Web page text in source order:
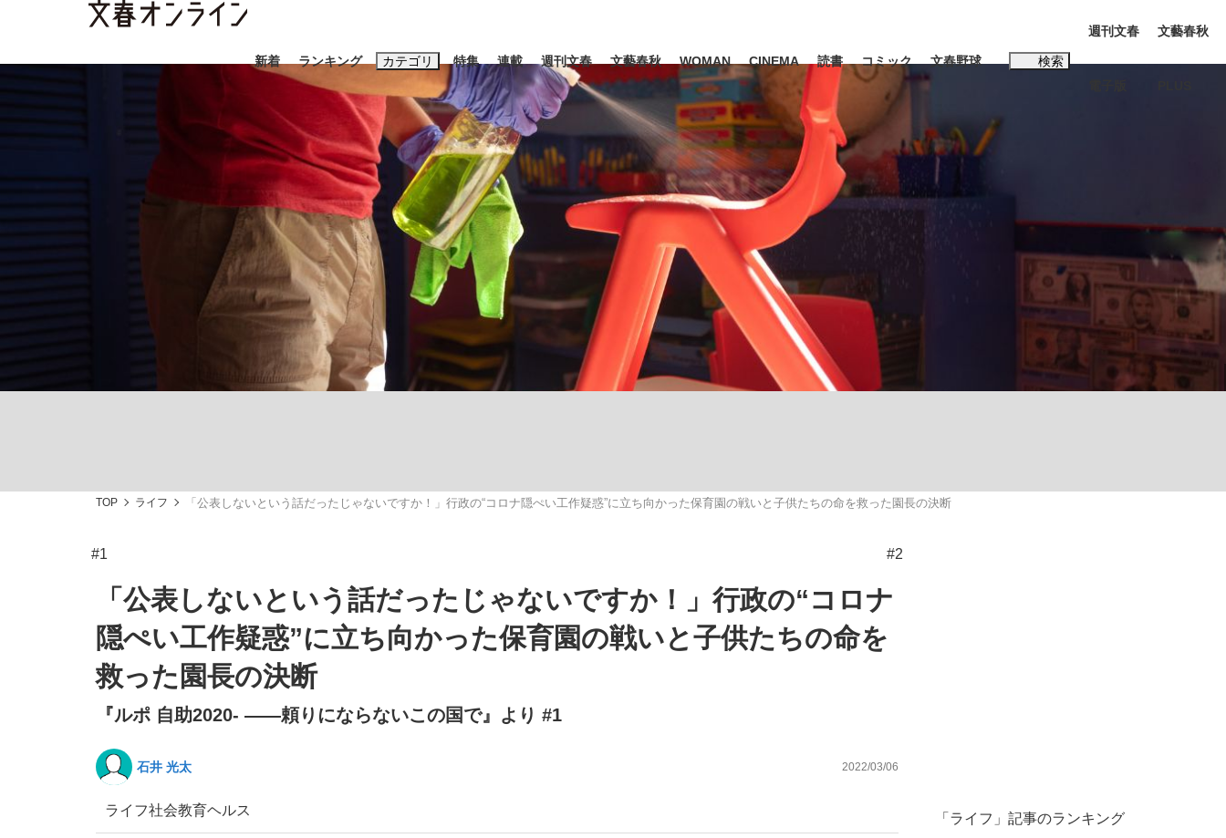
新着 ランキング カテゴリ
スクープ ニュース エンタメ ライフ ビジネス インタビュー
「90%は失敗する。でも…」本田圭佑が初めて明かした日本代表監督に... 「最悪の空気のまま解散」WBC日本代表“敗戦”の真実 選手が明かす...
特集
観る将棋、読む将棋
the Style
連載 週刊文春 文藝春秋 WOMAN CINEMA 読書 コミック 文春野球 検索
キーワード入力
おすすめのキーワードタグ一覧
#藤田晋 #三山凌輝 #高市早苗 #後藤真希 #森岡毅 #城彰二 #内田有紀
#玉木雄一郎
#亀和田武
週刊文春 文藝春秋
TOP ライフ 「公表しないという話だったじゃないですか！」行政の“コロナ隠ぺい工作疑惑”に立ち向かった保育園の戦いと子供たちの命を救った園長の決断
#1 #2
「公表しないという話だったじゃないですか！」行政の“コロナ
隠ぺい工作疑惑”に立ち向かった保育園の戦いと子供たちの命を
救った園長の決断
『ルポ 自助2020- ――頼りにならないこの国で』より #1
石井 光太 2022/03/06
ライフ社会教育ヘルス
「ライフ」記事のランキング